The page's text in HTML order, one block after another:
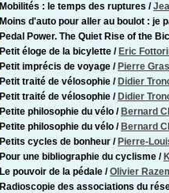
Mobilités : le temps des ruptures /
Moins d'auto pour aller au boulot : je
Pedal Power. The Quiet Rise of the
Petit éloge de la bicylette / Eric
Petit imprécis de voyage / Pierre Gras
Petit traité de vélosophie / Didier
Petit traité de vélosophie / Didier
Petite philosophie du vélo / Bernard
Petite philosophie du vélo / Bernard
Petits cycles de bonheur / Pierre-
Pour une bibliographie du cyclisme /
Le pouvoir de la pédale /Olivier
Radioscopie des associations du